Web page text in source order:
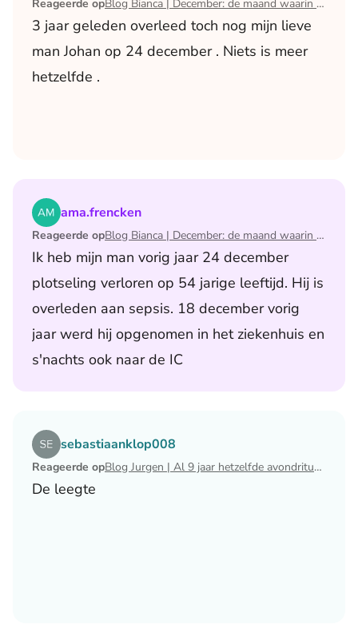
Reageerde op Blog Bianca | December: de maand waarin ik mijn man verloor
3 jaar geleden overleed toch nog mijn lieve
man Johan op 24 december . Niets is meer
hetzelfde .
ama.frencken
Reageerde op Blog Bianca | December: de maand waarin ik mijn man verloor
Ik heb mijn man vorig jaar 24 december
plotseling verloren op 54 jarige leeftijd. Hij is
overleden aan sepsis. 18 december vorig
jaar werd hij opgenomen in het ziekenhuis en
s'nachts ook naar de IC
Lees het artikel Blog Bianca | December: de maand
sebastiaanklop008
Reageerde op Blog Jurgen | Al 9 jaar hetzelfde avondritueel
De leegte
Lees het artikel Blog Jurgen | Al 9 jaar hetzelfde